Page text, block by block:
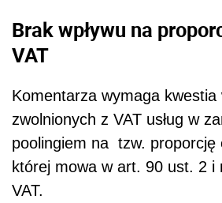
Brak wpływu na
VAT
Komentarza wymaga kwestia
zwolnionych z VAT usług w
poolingiem na tzw. proporcję
której mowa w art. 90 ust. 2 i
VAT.